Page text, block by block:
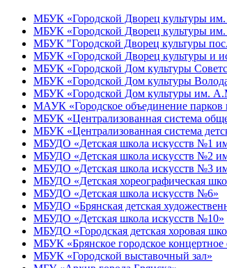
МБУК «Городской Дворец культуры
МБУК «Городской Дворец культуры
МБУК "Городской Дворец культуры
МБУК «Городской Дворец культуры и
МБУК «Городской Дом культуры
МБУК «Городской Дом культуры
МБУК «Городской Дом культуры им.
МАУК «Городское объединение парков
МБУК «Централизованная система
МБУК «Централизованная система
МБУДО «Детская школа искусств №1
МБУДО «Детская школа искусств №2
МБУДО «Детская школа искусств №3
МБУДО «Детская хореографическая
МБУДО «Детская школа искусств №6»
МБУДО «Брянская детская
МБУДО «Детская школа искусств №10»
МБУДО «Городская детская хоровая
МБУК «Брянское городское концертное
МБУК «Городской выставочный зал»